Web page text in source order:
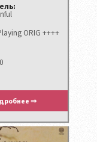
ORIG ++++
⇒